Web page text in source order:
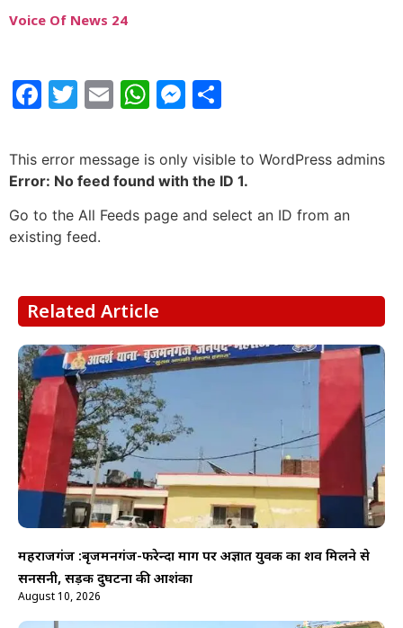
Voice Of News 24
Facebook
Twitter
EmailWhatsApp
Messenger
This error message is only visible to WordPress admins
Error: No feed found with the ID 1.
Go to the All Feeds page and select an ID from an
existing feed.
Related Article
महराजगंज :बृजमनगंज-फरेन्दा मार्ग पर अज्ञात युवक का शव मिलने से
सनसनी, सड़क दुर्घटना की आशंका
August 10, 2026